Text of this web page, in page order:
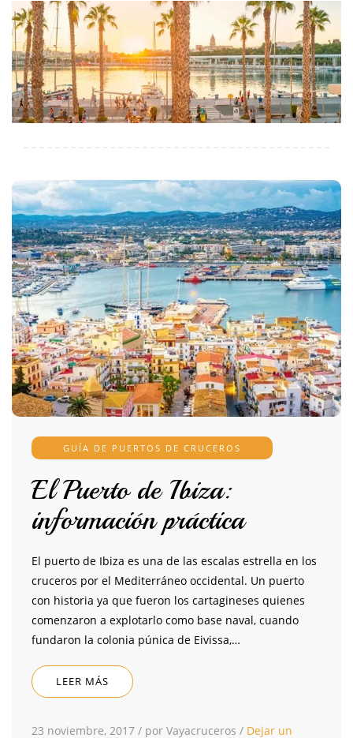
GUÍA DE PUERTOS DE CRUCEROS
El Puerto de Ibiza:
información práctica
El puerto de Ibiza es una de las escalas estrella en los
cruceros por el Mediterráneo occidental. Un puerto
con historia ya que fueron los cartagineses quienes
comenzaron a explotarlo como base naval, cuando
fundaron la colonia púnica de Eivissa,…
LEER MÁS
23 noviembre, 2017 / por Vayacruceros / Dejar un